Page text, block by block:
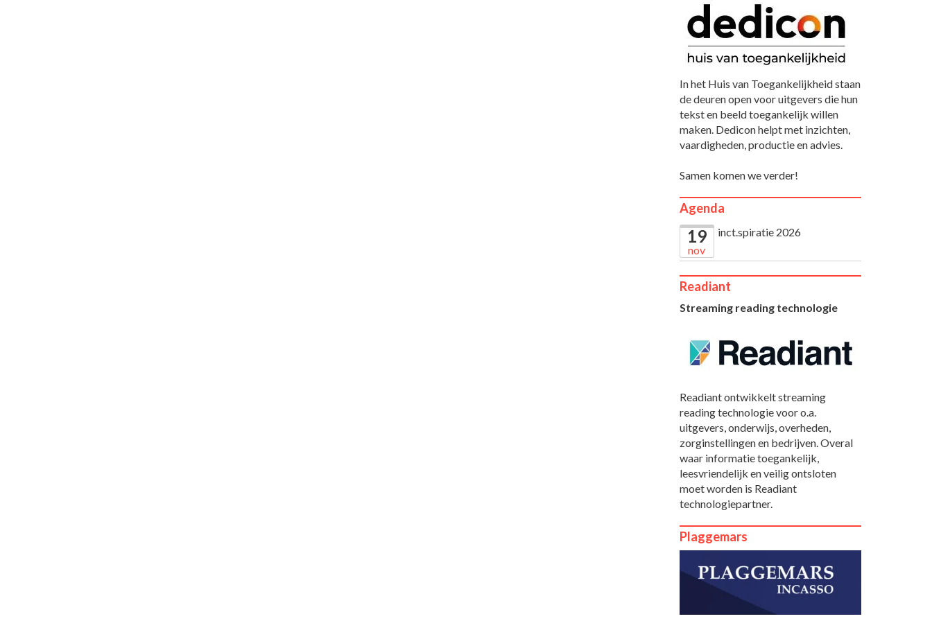
In het Huis van Toegankelijkheid staan
de deuren open voor uitgevers die hun
tekst en beeld toegankelijk willen
maken. Dedicon helpt met inzichten,
vaardigheden, productie en advies.
Samen komen we verder!
Agenda
19
nov
inct.spiratie 2026
Readiant
Streaming reading technologie
Readiant ontwikkelt streaming
reading technologie voor o.a.
uitgevers, onderwijs, overheden,
zorginstellingen en bedrijven. Overal
waar informatie toegankelijk,
leesvriendelijk en veilig ontsloten
moet worden is Readiant
technologiepartner.
Plaggemars